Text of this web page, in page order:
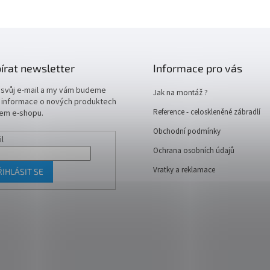
newsletter
e-mail a my vám budeme
o nových produktech
e-shopu.
SE
Informace pro vás
Jak na montáž ?
Reference - celoskleněné zábradlí
Obchodní podmínky
Ochrana osobních údajů
Vratky a reklamace